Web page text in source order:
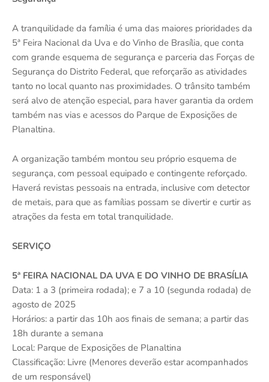
A tranquilidade da família é uma das maiores prioridades da
5ª Feira Nacional da Uva e do Vinho de Brasília, que conta
com grande esquema de segurança e parceria das Forças de
Segurança do Distrito Federal, que reforçarão as atividades
tanto no local quanto nas proximidades. O trânsito também
será alvo de atenção especial, para haver garantia da ordem
também nas vias e acessos do Parque de Exposições de
Planaltina.
A organização também montou seu próprio esquema de
segurança, com pessoal equipado e contingente reforçado.
Haverá revistas pessoais na entrada, inclusive com detector
de metais, para que as famílias possam se divertir e curtir as
atrações da festa em total tranquilidade.
SERVIÇO
5ª FEIRA NACIONAL DA UVA E DO VINHO DE BRASÍLIA
Data: 1 a 3 (primeira rodada); e 7 a 10 (segunda rodada) de
agosto de 2025
Horários: a partir das 10h aos finais de semana; a partir das
18h durante a semana
Local: Parque de Exposições de Planaltina
Classificação: Livre (Menores deverão estar acompanhados
de um responsável)